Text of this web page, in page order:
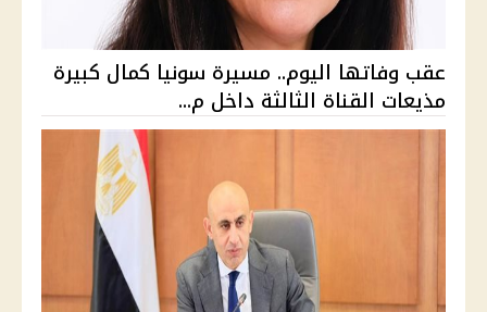
عقب وفاتها اليوم.. مسيرة سونيا كمال كبيرة
مذيعات القناة الثالثة داخل م...